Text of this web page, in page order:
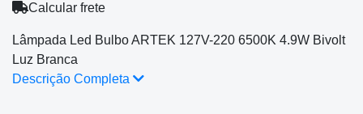
Calcular frete
Lâmpada Led Bulbo ARTEK 127V-220 6500K 4.9W Bivolt
Luz Branca
Descrição Completa